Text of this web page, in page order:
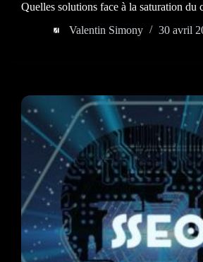
Quelles solutions face à la saturation du
Valentin Simony
30 avril